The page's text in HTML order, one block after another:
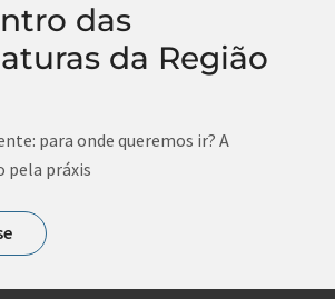
das
da Região
para onde queremos ir? A
pela práxis